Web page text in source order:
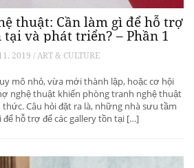
thuật: Cần làm gì để hỗ trợ
và phát triển? – Phần 1
2019 / ART & CULTURE
mô nhỏ, vừa mới thành lập, hoặc cơ hội
nghệ thuật khiến phòng tranh nghệ thuật
Câu hỏi đặt ra là, những nhà sưu tầm
để hỗ trợ để các gallery tồn tại […]